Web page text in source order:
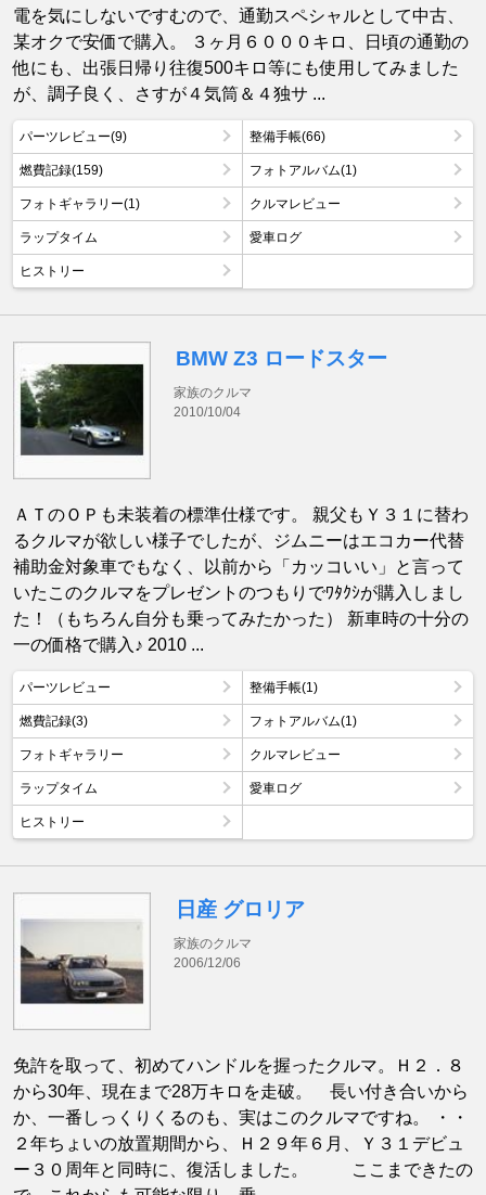
電を気にしないですむので、通勤スペシャルとして中古、
某オクで安価で購入。 ３ヶ月６０００キロ、日頃の通勤の
他にも、出張日帰り往復500キロ等にも使用してみました
が、調子良く、さすが４気筒＆４独サ ...
パーツレビュー(9) 整備手帳(66)
燃費記録(159) フォトアルバム(1)
フォトギャラリー(1) クルマレビュー
ラップタイム 愛車ログ
ヒストリー
BMW Z3 ロードスター
家族のクルマ
2010/10/04
ＡＴのＯＰも未装着の標準仕様です。 親父もＹ３１に替わ
るクルマが欲しい様子でしたが、ジムニーはエコカー代替
補助金対象車でもなく、以前から「カッコいい」と言って
いたこのクルマをプレゼントのつもりでﾜﾀｸｼが購入しまし
た！（もちろん自分も乗ってみたかった） 新車時の十分の
一の価格で購入♪ 2010 ...
パーツレビュー 整備手帳(1)
燃費記録(3) フォトアルバム(1)
フォトギャラリー クルマレビュー
ラップタイム 愛車ログ
ヒストリー
日産 グロリア
家族のクルマ
2006/12/06
免許を取って、初めてハンドルを握ったクルマ。Ｈ２．８
から30年、現在まで28万キロを走破。 長い付き合いから
か、一番しっくりくるのも、実はこのクルマですね。 ・・
２年ちょいの放置期間から、Ｈ２９年６月、Ｙ３１デビュ
ー３０周年と同時に、復活しました。 ここまできたの